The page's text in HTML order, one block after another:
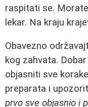
raspitati se.
lekar. Na kraju
Obavezno
kog zahvata.
objasniti sve
preparata i
prvo sve objasnio i